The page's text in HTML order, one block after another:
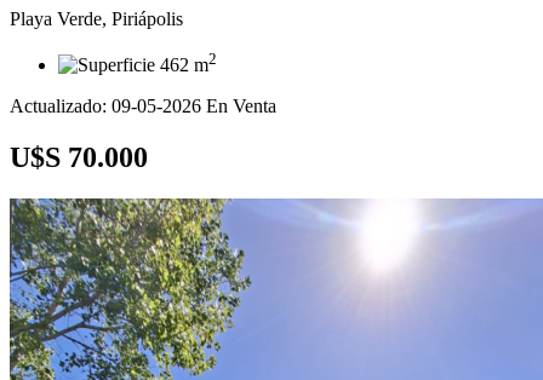
Playa Verde, Piriápolis
462 m2
Actualizado: 09-05-2026 En Venta
U$S 70.000